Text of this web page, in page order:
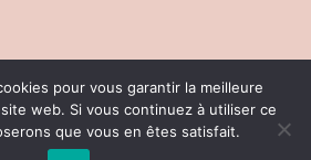
pour vous garantir la meilleure
web. Si vous continuez à utiliser ce
que vous en êtes satisfait.